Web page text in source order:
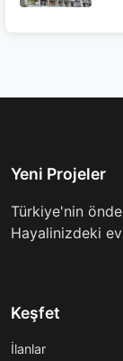
Yeni Projeler
Türkiye'nin
Hayalinizdeki
Keşfet
İlanlar